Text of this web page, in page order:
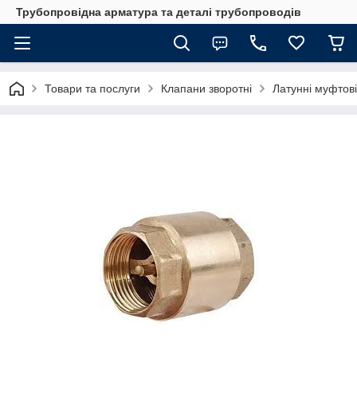
Трубопровідна арматура та деталі трубопроводів
Товари та послуги Клапани зворотні Латунні муфтові